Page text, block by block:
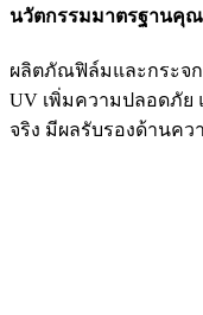
นวัตกรรมมาตรฐานคุ
ผลิตภัณฟิล์มและกระจ
UV เพิ่มความปลอดภัย
จริง มีผลรับรองด้านค